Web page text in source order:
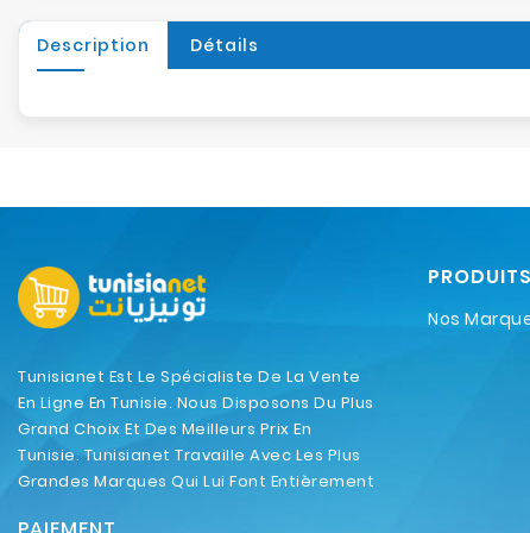
Description Détails
Tunisianet Est Le Spécialiste De La Vente
En Ligne En Tunisie. Nous Disposons Du Plus
Grand Choix Et Des Meilleurs Prix En
Tunisie. Tunisianet Travaille Avec Les Plus
Grandes Marques Qui Lui Font Entièrement
PRODUITS
Nos